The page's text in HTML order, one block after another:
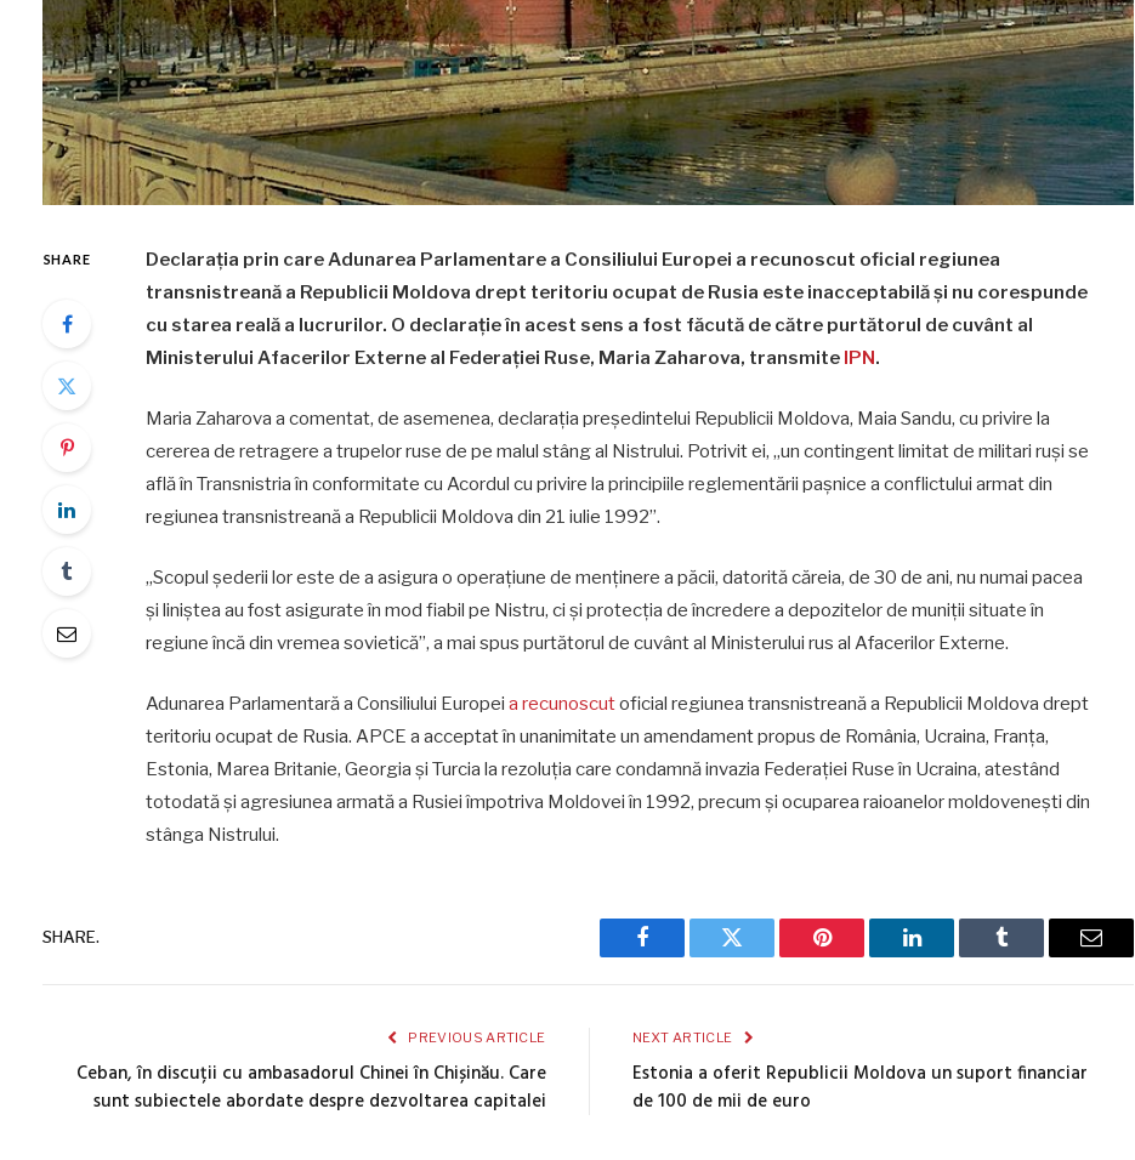
SHARE
Declarația prin care Adunarea Parlamentare a Consiliului Europei a recunoscut oficial regiunea
transnistreană a Republicii Moldova drept teritoriu ocupat de Rusia este inacceptabilă și nu corespunde
cu starea reală a lucrurilor. O declarație în acest sens a fost făcută de către purtătorul de cuvânt al
Ministerului Afacerilor Externe al Federației Ruse, Maria Zaharova, transmite IPN.
Maria Zaharova a comentat, de asemenea, declarația președintelui Republicii Moldova, Maia Sandu, cu privire la
cererea de retragere a trupelor ruse de pe malul stâng al Nistrului. Potrivit ei, „un contingent limitat de militari ruși se
află în Transnistria în conformitate cu Acordul cu privire la principiile reglementării pașnice a conflictului armat din
regiunea transnistreană a Republicii Moldova din 21 iulie 1992”.
„Scopul șederii lor este de a asigura o operațiune de menținere a păcii, datorită căreia, de 30 de ani, nu numai pacea
și liniștea au fost asigurate în mod fiabil pe Nistru, ci și protecția de încredere a depozitelor de muniții situate în
regiune încă din vremea sovietică”, a mai spus purtătorul de cuvânt al Ministerului rus al Afacerilor Externe.
Adunarea Parlamentară a Consiliului Europei a recunoscutoficial regiunea transnistreană a Republicii Moldova drept
teritoriu ocupat de Rusia. APCE a acceptat în unanimitate un amendament propus de România, Ucraina, Franța,
Estonia, Marea Britanie, Georgia și Turcia la rezoluția care condamnă invazia Federației Ruse în Ucraina, atestând
totodată și agresiunea armată a Rusiei împotriva Moldovei în 1992, precum și ocuparea raioanelor moldovenești din
stânga Nistrului.
SHARE.
Facebook Twitter Pinterest LinkedIn Tumblr Email
PREVIOUS ARTICLE
Ceban, în discuții cu ambasadorul Chinei în Chișinău. Care
sunt subiectele abordate despre dezvoltarea capitalei
NEXT ARTICLE
Estonia a oferit Republicii Moldova un suport financiar
de 100 de mii de euro